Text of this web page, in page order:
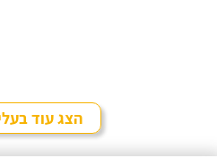
הצג עוד